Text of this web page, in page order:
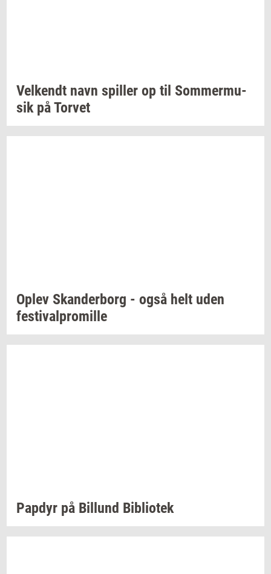
Vel­kendt navn spil­ler op til Som­mer­mu­
sikpåTor­vet
Oplev Skan­der­borg - også helt uden
festi­val­pro­mil­le
Pap­dyr på Bil­lund Bi­bli­o­tek